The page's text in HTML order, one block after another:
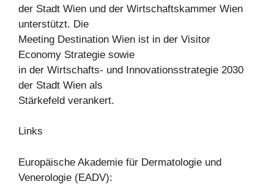
der Stadt Wien und der Wirtschaftskammer Wien
unterstützt. Die
Meeting Destination Wien ist in der Visitor
Economy Strategie sowie
in der Wirtschafts- und Innovationsstrategie 2030
der Stadt Wien als
Stärkefeld verankert.
Links
Europäische Akademie für Dermatologie und
Venerologie (EADV):